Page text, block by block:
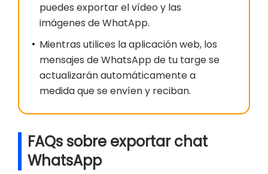
puedes exportar el vídeo y las
imágenes de WhatApp.
Mientras utilices la aplicación web, los
mensajes de WhatsApp de tu targe se
actualizarán automáticamente a
medida que se envíen y reciban.
FAQs sobre exportar chat
WhatsApp